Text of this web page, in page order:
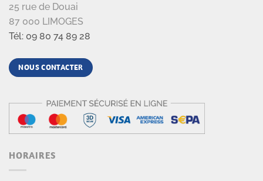
25 rue de Douai
87 000 LIMOGES
Tél: 09 80 74 89 28
NOUS CONTACTER
HORAIRES